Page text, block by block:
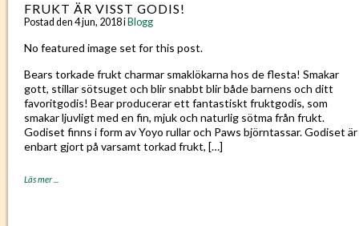
FRUKT ÄR VISST GODIS!
Postad den 4 jun, 2018 i Blogg
No featured image set for this post.
Bears torkade frukt charmar smaklökarna hos de flesta! Smakar
gott, stillar sötsuget och blir snabbt blir både barnens och ditt
favoritgodis! Bear producerar ett fantastiskt fruktgodis, som
smakar ljuvligt med en fin, mjuk och naturlig sötma från frukt.
Godiset finns i form av Yoyo rullar och Paws björntassar. Godiset är
enbart gjort på varsamt torkad frukt, […]
Läs mer ...